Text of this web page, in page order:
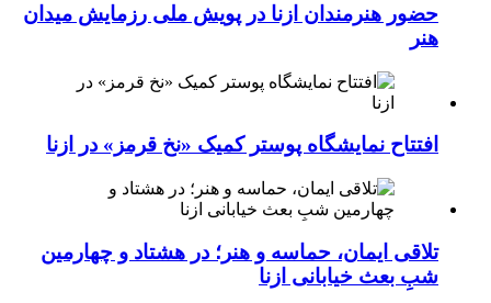
حضور هنرمندان ازنا در پویش ملی رزمایش میدان
هنر
افتتاح نمایشگاه پوستر کمیک «نخ قرمز» در ازنا
تلاقی ایمان، حماسه و هنر؛ در هشتاد و چهارمین
شبِ بعث خیابانی ازنا